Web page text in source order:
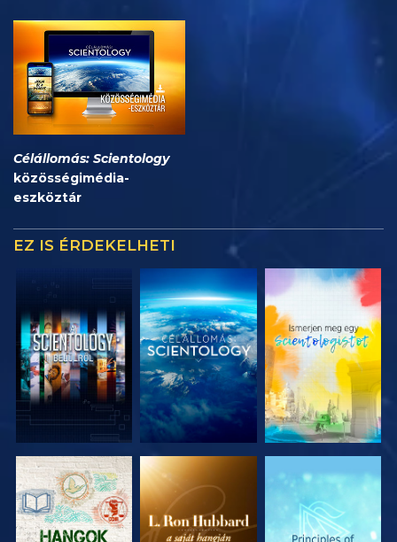
Célállomás: Scientology
közösségimédia-
eszköztár
EZ IS ÉRDEKELHETI
A SOROZAT
RÉSZEI
A SOROZAT
RÉSZEI
A SOROZAT
RÉSZEI